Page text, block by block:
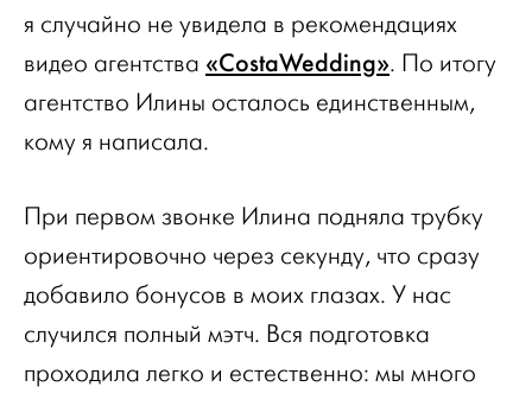
я случайно не увидела в рекомендациях
видео агентства «CostaWedding». По итогу
агентство Илины осталось единственным,
кому я написала.
При первом звонке Илина подняла трубку
ориентировочно через секунду, что сразу
добавило бонусов в моих глазах. У нас
случился полный мэтч. Вся подготовка
проходила легко и естественно: мы много